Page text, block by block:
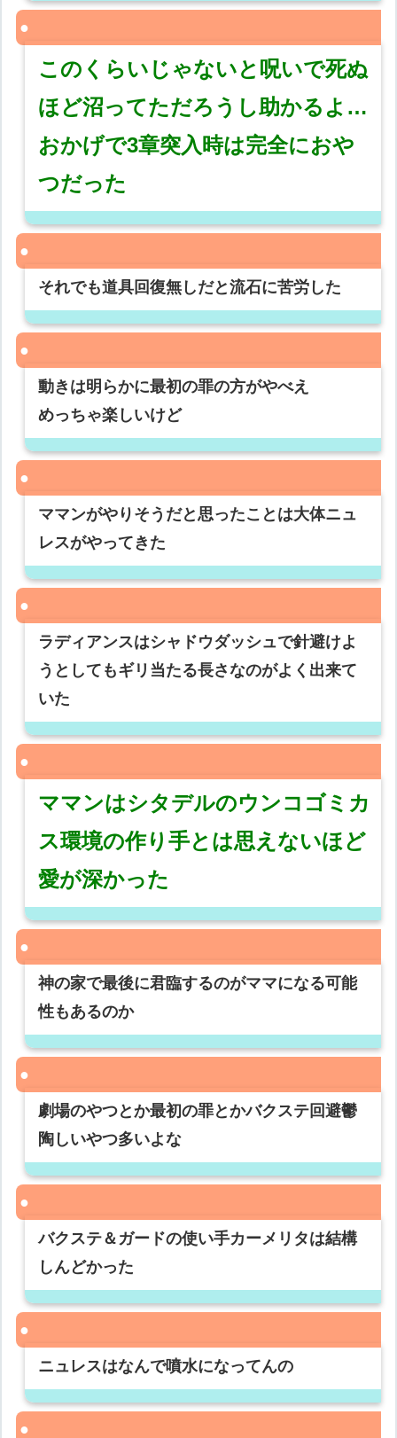
このくらいじゃないと呪いで死ぬ
ほど沼ってただろうし助かるよ…
おかげで3章突入時は完全におや
つだった
それでも道具回復無しだと流石に苦労した
動きは明らかに最初の罪の方がやべえ
めっちゃ楽しいけど
ママンがやりそうだと思ったことは大体ニュ
レスがやってきた
ラディアンスはシャドウダッシュで針避けよ
うとしてもギリ当たる長さなのがよく出来て
いた
ママンはシタデルのウンコゴミカ
ス環境の作り手とは思えないほど
愛が深かった
神の家で最後に君臨するのがママになる可能
性もあるのか
劇場のやつとか最初の罪とかバクステ回避鬱
陶しいやつ多いよな
バクステ＆ガードの使い手カーメリタは結構
しんどかった
ニュレスはなんで噴水になってんの